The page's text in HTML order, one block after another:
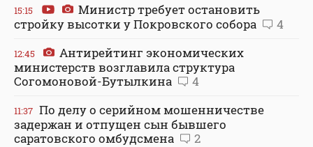
15:15
Министр требует остановить
стройку высотки у Покровского собора
4
12:45
Антирейтинг экономических
министерств возглавила структура
Согомоновой-Бутылкина
4
11:37 По делу о серийном мошенничестве
задержан и отпущен сын бывшего
саратовского омбудсмена
2